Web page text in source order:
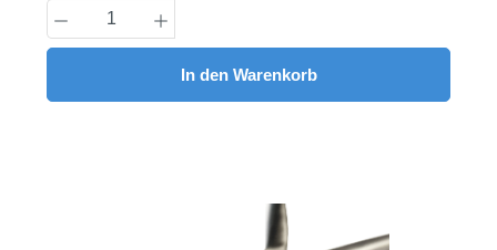
Produkt Anzahl: Gib den gewünschten
In den Warenkorb